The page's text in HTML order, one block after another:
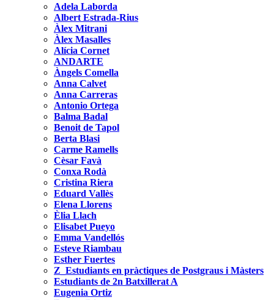
Adela Laborda
Albert Estrada-Rius
Àlex Mitrani
Àlex Masalles
Alícia Cornet
ANDARTE
Àngels Comella
Anna Calvet
Anna Carreras
Antonio Ortega
Balma Badal
Benoit de Tapol
Berta Blasi
Carme Ramells
Cèsar Favà
Conxa Rodà
Cristina Riera
Eduard Vallès
Elena Llorens
Èlia Llach
Elisabet Pueyo
Emma Vandellós
Esteve Riambau
Esther Fuertes
Z_Estudiants en pràctiques de Postgraus i Màsters
Estudiants de 2n Batxillerat A
Eugenia Ortiz